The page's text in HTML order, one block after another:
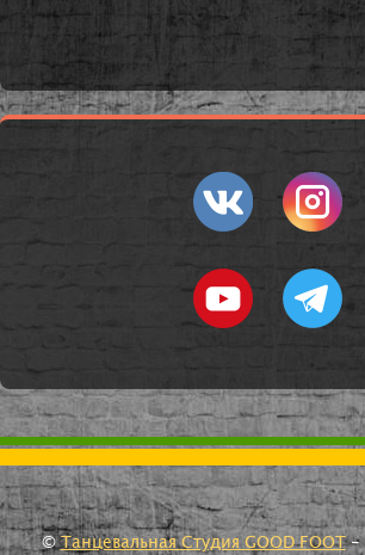
©Танцевальная Студия GOOD FOOT-